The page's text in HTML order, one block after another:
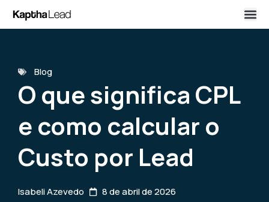
Blog
O que significa CPL
e como calcular o
Custo por Lead
Isabeli Azevedo 8 de abril de 2026